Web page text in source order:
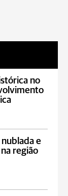
no
e
região